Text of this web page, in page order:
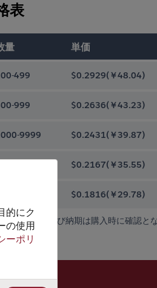
表
量 単価
499 $0.2929(￥48.04)
999 $0.2636(￥43.23)
9999 $0.2431(￥39.87)
$0.2167(￥35.55)
$0.1816(￥29.78)
、在庫状況および納期は購入時に確認と
的にク
の使用
ーポリ